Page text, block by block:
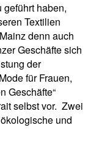
haben,
Textilien
denn auch
Geschäfte sich
der
für Frauen,
Geschäfte“
selbst vor. Zwei
und